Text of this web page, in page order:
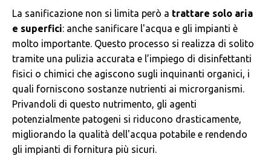
La sanificazione non si limita però a trattare solo aria
e superfici: anche sanificare l'acqua e gli impianti è
molto importante. Questo processo si realizza di solito
tramite una pulizia accurata e l’impiego di disinfettanti
fisici o chimici che agiscono sugli inquinanti organici, i
quali forniscono sostanze nutrienti ai microrganismi.
Privandoli di questo nutrimento, gli agenti
potenzialmente patogeni si riducono drasticamente,
migliorando la qualità dell'acqua potabile e rendendo
gli impianti di fornitura più sicuri.